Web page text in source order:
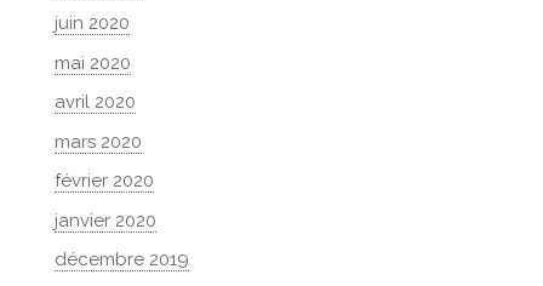
juin 2020
mai 2020
avril 2020
mars 2020
février 2020
janvier 2020
décembre 2019